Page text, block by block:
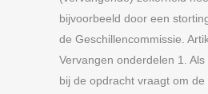
bijvoorbeeld door een
de Geschillencommissie.
Vervangen onderdelen 1.
bij de opdracht vraagt om